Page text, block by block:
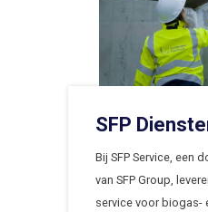
SFP
Bij SFP Service, een
van SFP Group,
service voor biogas-